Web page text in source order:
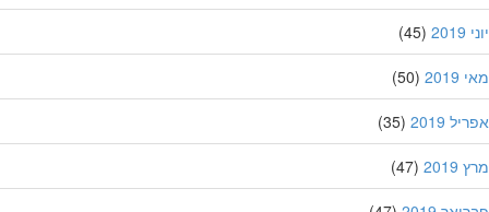
(45)
(50)
2019
(35)
(47)